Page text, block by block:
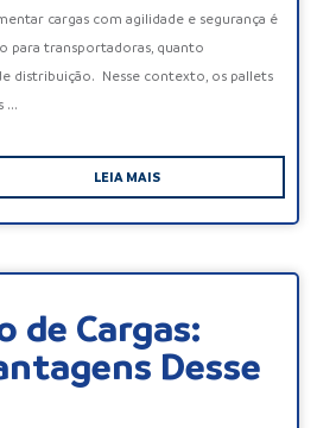
cargas com agilidade e segurança é
para transportadoras, quanto
distribuição. Nesse contexto, os pallets
...
LEIA MAIS
de Cargas:
Desse